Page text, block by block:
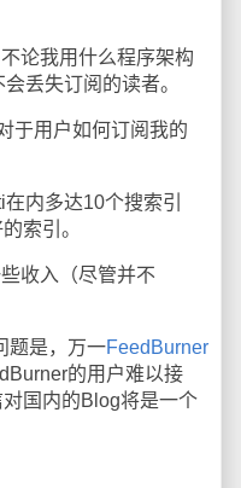
论我用什么程序架构
丢失订阅的读者。
用户如何订阅我的
内多达10个搜索引
索引。
收入（尽管并不
是，万一FeedBurner
的用户难以接
国内的Blog将是一个